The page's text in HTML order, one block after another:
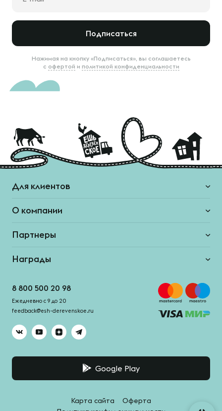
Подписаться
Нажимая на кнопку «Подписаться», вы соглашаетесь
с офертой и политикой конфиденциальности
Для клиентов
О компании
Партнеры
Награды
8 800 500 20 98
Ежедневно с 9 до 20
feedback@esh-derevenskoe.ru
Google Play
Карта сайта
Оферта